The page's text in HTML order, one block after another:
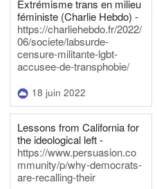
Extrémisme trans en milieu
féministe (Charlie Hebdo) -
https://charliehebdo.fr/2022/
06/societe/labsurde-
censure-militante-lgbt-
accusee-de-transphobie/
18 juin 2022
Lessons from California for
the ideological left -
https://www.persuasion.co
mmunity/p/why-democrats-
are-recalling-their